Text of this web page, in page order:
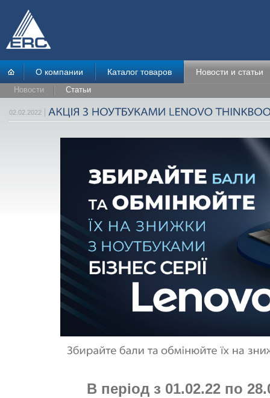
О компании Каталог товаров Новости и статьи
Новости Статьи
02.02.2022
В період з 01.02.22 по